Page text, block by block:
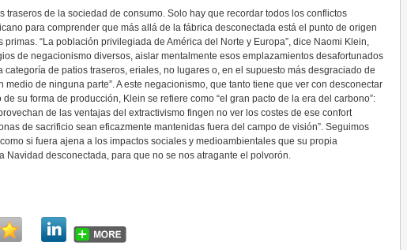
traseros de la sociedad de consumo. Solo hay que recordar todos los conflictos
para comprender que más allá de la fábrica desconectada está el punto de origen
primas. “La población privilegiada de América del Norte y Europa”, dice Naomi Klein,
de negacionismo diversos, aislar mentalmente esos emplazamientos desafortunados
categoría de patios traseros, eriales, no lugares o, en el supuesto más desgraciado de
medio de ninguna parte”. A este negacionismo, que tanto tiene que ver con desconectar
su forma de producción, Klein se refiere como “el gran pacto de la era del carbono”:
de las ventajas del extractivismo fingen no ver los costes de ese confort
de sacrificio sean eficazmente mantenidas fuera del campo de visión”. Seguimos
si fuera ajena a los impactos sociales y medioambientales que su propia
Navidad desconectada, para que no se nos atragante el polvorón.